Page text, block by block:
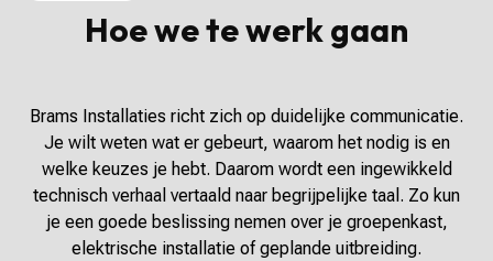
Hoe we te werk gaan
Brams Installaties richt zich op duidelijke communicatie.
Je wilt weten wat er gebeurt, waarom het nodig is en
welke keuzes je hebt. Daarom wordt een ingewikkeld
technisch verhaal vertaald naar begrijpelijke taal. Zo kun
je een goede beslissing nemen over je groepenkast,
elektrische installatie of geplande uitbreiding.